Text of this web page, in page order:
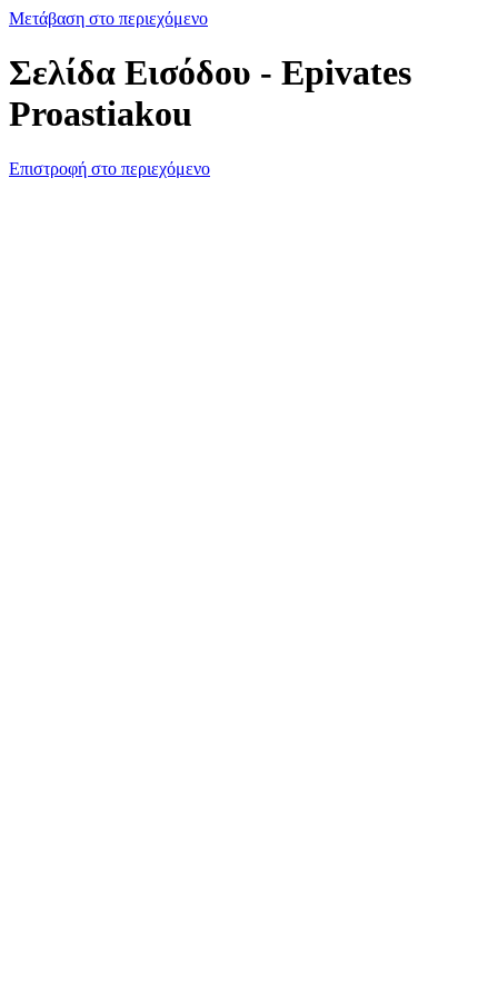
Μετάβαση στο περιεχόμενο
Σελίδα Εισόδου - Epivates
Proastiakou
Επιστροφή στο περιεχόμενο